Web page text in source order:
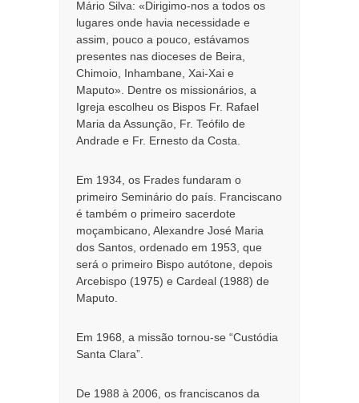
Mário Silva: «Dirigimo-nos a todos os
lugares onde havia necessidade e
assim, pouco a pouco, estávamos
presentes nas dioceses de Beira,
Chimoio, Inhambane, Xai-Xai e
Maputo». Dentre os missionários, a
Igreja escolheu os Bispos Fr. Rafael
Maria da Assunção, Fr. Teófilo de
Andrade e Fr. Ernesto da Costa.
Em 1934, os Frades fundaram o
primeiro Seminário do país. Franciscano
é também o primeiro sacerdote
moçambicano, Alexandre José Maria
dos Santos, ordenado em 1953, que
será o primeiro Bispo autótone, depois
Arcebispo (1975) e Cardeal (1988) de
Maputo.
Em 1968, a missão tornou-se “Custódia
Santa Clara”.
De 1988 à 2006, os franciscanos da